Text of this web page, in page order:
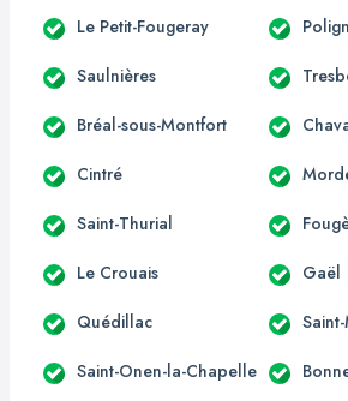
Le Petit-Fougeray
Saulnières
Bréal-sous-Montfort
Cintré
Saint-Thurial
Le Crouais Gaël
Quédillac
Saint-Onen-la-Chapelle